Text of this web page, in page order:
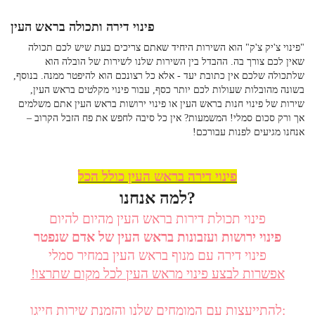
פינוי דירה ותכולה בראש העין
"פינוי צ'יק צ'ק" הוא השירות היחיד שאתם צריכים בעת שיש לכם תכולה
שאין לכם צורך בה. ההבדל בין השירות שלנו לשירות של הובלה הוא
שלתכולה שלכם אין כתובת יעד - אלא כל רצונכם הוא להיפטר ממנה. בנוסף,
בשונה מהובלות שעולות לכם יותר כסף, עבור פינוי מקלטים בראש העין,
שירות של פינוי חנות בראש העין או פינוי ירושות בראש העין אתם משלמים
אך ורק סכום סמלי! המשמעות? אין כל סיבה לחפש את פח הזבל הקרוב –
אנחנו מגיעים לפנות עבורכם!
פינוי דירה בראש העין כולל הכל
למה אנחנו?
פינוי תכולת דירות בראש העין מהיום להיום
פינוי ירושות ועזבונות בראש העין של אדם שנפטר
פינוי דירה עם מנוף בראש העין במחיר סמלי
!אפשרות לבצע פינוי מראש העין לכל מקום שתרצו
להתייעצות עם המומחים שלנו והזמנת שירות חייגו: